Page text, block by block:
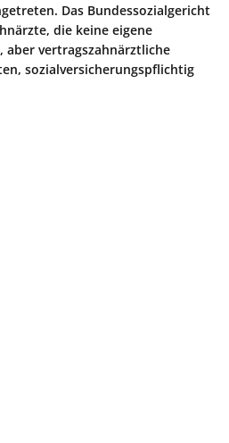
Das Bundessozialgericht
die keine eigene
aber vertragszahnärztliche
sozialversicherungspflichtig